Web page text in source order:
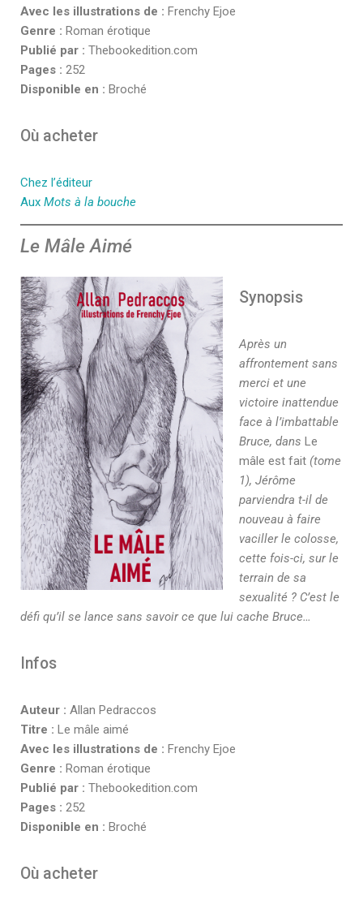
Avec les illustrations de : Frenchy Ejoe
Genre : Roman érotique
Publié par : Thebookedition.com
Pages : 252
Disponible en : Broché
Où acheter
Chez l’éditeur
Aux Mots à la bouche
Le Mâle Aimé
Synopsis
Après un
affrontement sans
merci et une
victoire inattendue
face à l’imbattable
Bruce, dans Le
mâle est fait (tome
1), Jérôme
parviendra t-il de
nouveau à faire
vaciller le colosse,
cette fois-ci, sur le
terrain de sa
sexualité ? C’est le
défi qu’il se lance sans savoir ce que lui cache Bruce…
Infos
Auteur : Allan Pedraccos
Titre : Le mâle aimé
Avec les illustrations de : Frenchy Ejoe
Genre : Roman érotique
Publié par : Thebookedition.com
Pages : 252
Disponible en : Broché
Où acheter